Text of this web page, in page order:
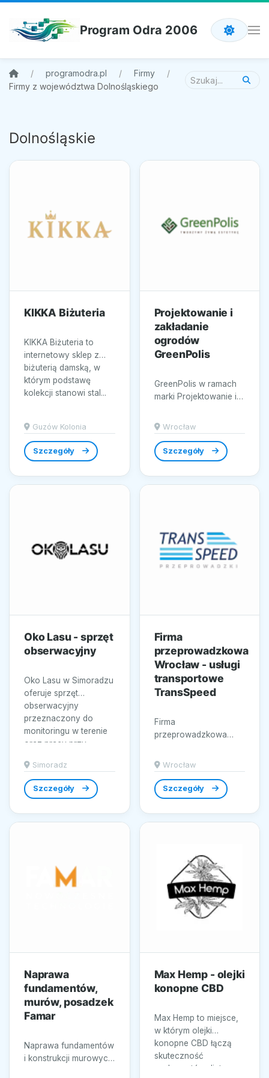
Program Odra 2006
programodra.pl
Firmy
Firmy z województwa Dolnośląskiego
Dolnośląskie
KIKKA Biżuteria
KIKKA Biżuteria to
internetowy sklep z
biżuterią damską, w
którym podstawę
kolekcji stanowi stal...
Guzów Kolonia
Szczegóły
Projektowanie i
zakładanie
ogrodów
GreenPolis
GreenPolis w ramach
marki Projektowanie i
GreenPolis tworzy
realizacje ogrodowe
we...
Wrocław
Szczegóły
Oko Lasu - sprzęt
obserwacyjny
Oko Lasu w Simoradzu
oferuje sprzęt
obserwacyjny
przeznaczony do
monitoringu w terenie
oraz pracy przy...
Simoradz
Szczegóły
Firma
przeprowadzkowa
Wrocław - usługi
transportowe
TransSpeed
Firma
przeprowadzkowa
transportowe
TransSpeed
specjalizuje się w
przeprowadzkach...
Wrocław
Szczegóły
Naprawa
fundamentów,
murów, posadzek
Famar
Naprawa fundamentów
i konstrukcji murowych
Max Hemp - olejki
konopne CBD
Max Hemp to miejsce,
w którym olejki
konopne CBD łączą
skuteczność
suplementów diety z